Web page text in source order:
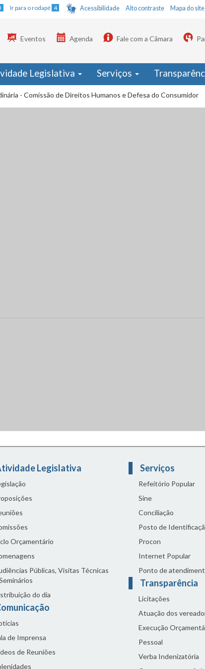
Ir para o rodapé 4 Acessibilidade Alto contraste Mapa do site
Eventos Agenda Fale com a Câmara
Legislativa Serviços
- Comissão de Direitos Humanos e Defesa do Consumidor
Legislativa
Orçamentário
Públicas, Visitas Técnicas
do dia
de Imprensa
de Reuniões
Serviços
Refeitório Popular
Sine
Conciliação
Posto de
Procon
Internet Popular
Ponto de
Transparência
Licitações
Atuação dos
Execução
Pessoal
Verba Indenizatória